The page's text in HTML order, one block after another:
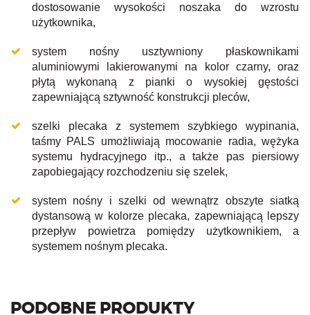
dostosowanie wysokości noszaka do wzrostu
użytkownika,
system nośny usztywniony płaskownikami
aluminiowymi lakierowanymi na kolor czarny, oraz
płytą wykonaną z pianki o wysokiej gęstości
zapewniającą sztywność konstrukcji pleców,
szelki plecaka z systemem szybkiego wypinania,
taśmy PALS umożliwiają mocowanie radia, wężyka
systemu hydracyjnego itp., a także pas piersiowy
zapobiegający rozchodzeniu się szelek,
system nośny i szelki od wewnątrz obszyte siatką
dystansową w kolorze plecaka, zapewniającą lepszy
przepływ powietrza pomiędzy użytkownikiem, a
systemem nośnym plecaka.
PODOBNE PRODUKTY